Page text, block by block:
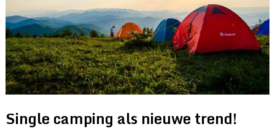
Single camping als nieuwe trend!